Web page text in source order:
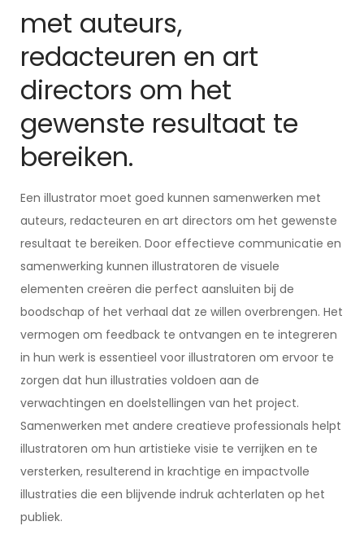
met auteurs,
redacteuren en art
directors om het
gewenste resultaat te
bereiken.
Een illustrator moet goed kunnen samenwerken met
auteurs, redacteuren en art directors om het gewenste
resultaat te bereiken. Door effectieve communicatie en
samenwerking kunnen illustratoren de visuele
elementen creëren die perfect aansluiten bij de
boodschap of het verhaal dat ze willen overbrengen. Het
vermogen om feedback te ontvangen en te integreren
in hun werk is essentieel voor illustratoren om ervoor te
zorgen dat hun illustraties voldoen aan de
verwachtingen en doelstellingen van het project.
Samenwerken met andere creatieve professionals helpt
illustratoren om hun artistieke visie te verrijken en te
versterken, resulterend in krachtige en impactvolle
illustraties die een blijvende indruk achterlaten op het
publiek.